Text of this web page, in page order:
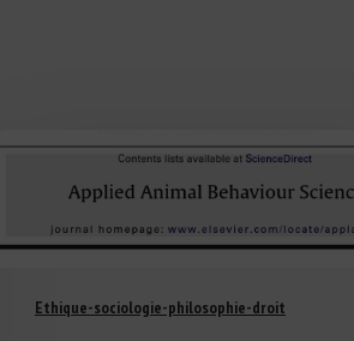
Ethique-sociologie-philosophie-droit